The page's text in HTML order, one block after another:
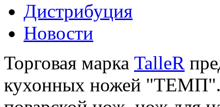
Дистрибуция
Новости
Торговая марка TalleR
кухонных ножей "ТЕМП".